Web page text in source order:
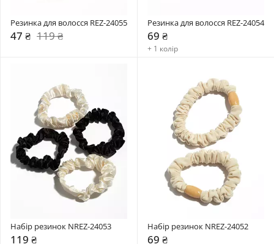
Резинка для волосся REZ-24055
47 ₴ 119 ₴
Резинка для волосся REZ-24054
69 ₴
+ 1 колір
Набір резинок NREZ-24053
119 ₴
Набір резинок NREZ-24052
69 ₴